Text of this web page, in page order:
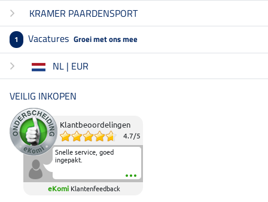
KRAMER PAARDENSPORT
1 Vacatures Groei met ons mee
NL | EUR
VEILIG INKOPEN
Klantbeoordelingen
4.7/5
Snelle service, goed
ingepakt.
eKomi Klantenfeedback